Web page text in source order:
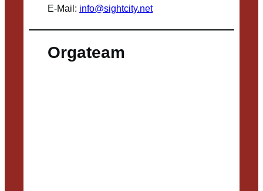
E-Mail: info@sightcity.net
Orgateam